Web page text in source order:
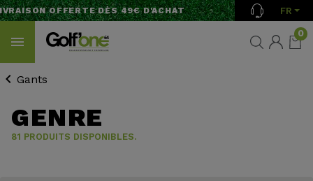
OFFERTE DÈS 49€ D'ACHAT FR
0
Gants
GENRE
81 PRODUITS DISPONIBLES.